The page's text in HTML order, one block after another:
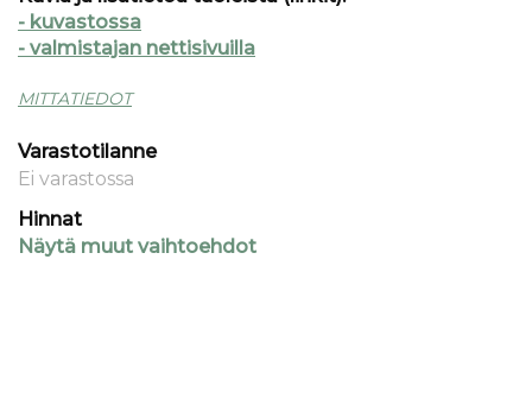
- kuvastossa
- valmistajan nettisivuilla
MITTATIEDOT
Varastotilanne
Ei varastossa
Hinnat
Näytä muut vaihtoehdot